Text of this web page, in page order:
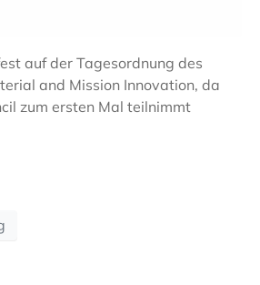
auf der Tagesordnung des
and Mission Innovation, da
zum ersten Mal teilnimmt